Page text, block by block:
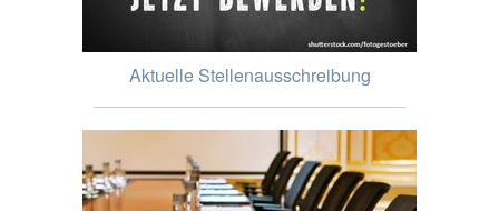
Aktuelle Stellenausschreibung